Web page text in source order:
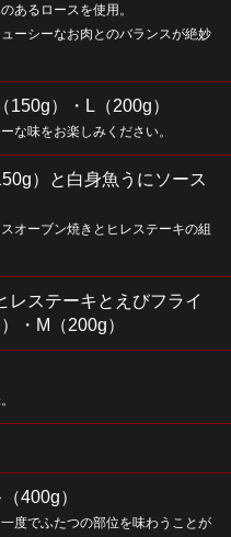
あるロースを使用。
ーシーなお肉とのバランスが絶妙
150g）・L（200g）
な味をお楽しみください。
）と白身魚うにソース
オーブン焼きとヒレステーキの組
レステーキとえびフライ
・M（200g）
400g）
度でふたつの部位を味わうことが